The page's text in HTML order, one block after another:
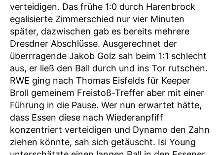
verteidigen. Das frühe 1:0 durch Harenbrock
egalisierte Zimmerschied nur vier Minuten
später, dazwischen gab es bereits mehrere
Dresdner Abschlüsse. Ausgerechnet der
überrragende Jakob Golz sah beim 1:1 schlecht
aus, er ließ den Ball durch und ins Tor rutschen.
RWE ging nach Thomas Eisfelds für Keeper
Broll gemeinem Freistoß-Treffer aber mit einer
Führung in die Pause. Wer nun erwartet hätte,
dass Essen diese nach Wiederanpfiff
konzentriert verteidigen und Dynamo den Zahn
ziehen könnte, sah sich getäuscht. Isi Young